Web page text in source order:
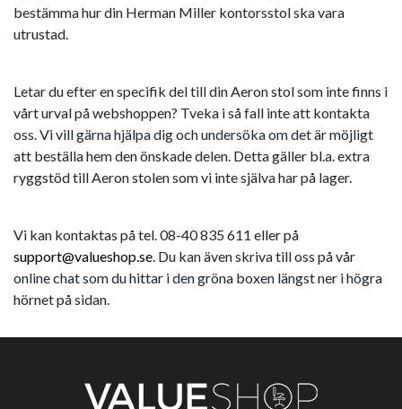
bestämma hur din Herman Miller kontorsstol ska vara
utrustad.
Letar du efter en specifik del till din Aeron stol som inte finns i
vårt urval på webshoppen? Tveka i så fall inte att kontakta
oss. Vi vill gärna hjälpa dig och undersöka om det är möjligt
att beställa hem den önskade delen. Detta gäller bl.a. extra
ryggstöd till Aeron stolen som vi inte själva har på lager.
Vi kan kontaktas på tel. 08-40 835 611 eller på
support@valueshop.se. Du kan även skriva till oss på vår
online chat som du hittar i den gröna boxen längst ner i högra
hörnet på sidan.